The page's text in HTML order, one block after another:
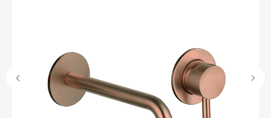
Москва, Новопесчаная улица, 19к1
+7 (495) 782-78-74
info@aquame-shop.ru